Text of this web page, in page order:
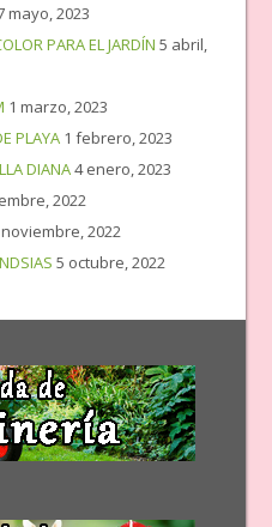
mayo, 2023
PARA EL JARDÍN 5 abril,
1 marzo, 2023
PLAYA 1 febrero, 2023
DIANA4 enero, 2023
2022
2022
5 octubre, 2022